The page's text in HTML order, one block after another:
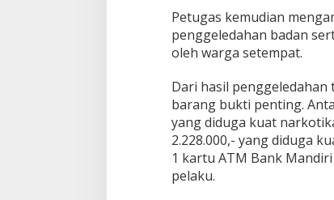
Petugas kemudian
penggeledahan badan
oleh warga setempat.
Dari hasil
barang bukti penting.
yang diduga kuat
2.228.000,- yang diduga
1 kartu ATM Bank
pelaku.